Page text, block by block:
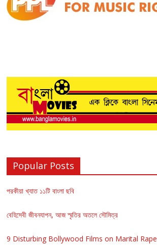
Popular Posts
পরকীয়া খ্যাত ১১টি বাংলা ছবি
বেহিসেবী জীবনযাপন, আজ স্মৃতির অতলে সৌমিত্র
9 Disturbing Bollywood Films on Marital Rape